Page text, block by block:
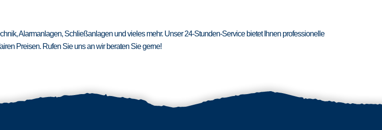
Alarmanlagen, Schließanlagen und vieles mehr. Unser 24-Stunden-Service bietet Ihnen professionelle
Preisen. Rufen Sie uns an wir beraten Sie gerne!